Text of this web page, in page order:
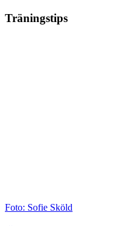
Träningstips
Foto: Sofie Sköld